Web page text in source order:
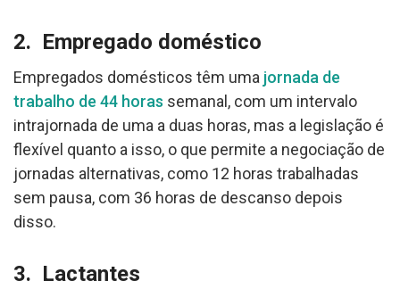
2. Empregado doméstico
Empregados domésticos têm uma jornada de
trabalho de 44 horas semanal, com um intervalo
intrajornada de uma a duas horas, mas a legislação é
flexível quanto a isso, o que permite a negociação de
jornadas alternativas, como 12 horas trabalhadas
sem pausa, com 36 horas de descanso depois
disso.
3. Lactantes